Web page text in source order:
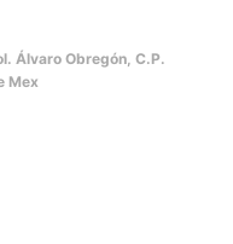
Álvaro Obregón, C.P.
Mex